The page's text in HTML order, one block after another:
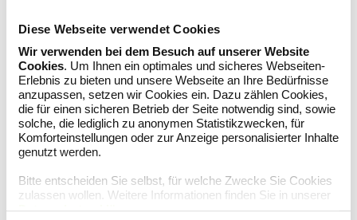
Diese Webseite verwendet Cookies
Wir verwenden bei dem Besuch auf unserer Website
Cookies. Um Ihnen ein optimales und sicheres Webseiten-
Erlebnis zu bieten und unsere Webseite an Ihre Bedürfnisse
anzupassen, setzen wir Cookies ein. Dazu zählen Cookies,
die für einen sicheren Betrieb der Seite notwendig sind, sowie
solche, die lediglich zu anonymen Statistikzwecken, für
Komforteinstellungen oder zur Anzeige personalisierter Inhalte
genutzt werden.
Bitte entscheiden Sie selbst, für welche Zwecke Sie Cookies
zulassen wollen. Weitere Informationen finden Sie in unserer
Datenschutzerklärung.
Jule, 18
„Ich trinke viel Erkältungs- und Hustentee. Wenn ich kein Fieber